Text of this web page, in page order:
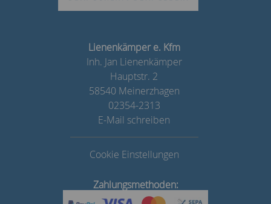
Lienenkämper e. Kfm
Inh. Jan Lienenkämper
Hauptstr. 2
58540 Meinerzhagen
02354-2313
E-Mail schreiben
Cookie Einstellungen
Zahlungsmethoden: